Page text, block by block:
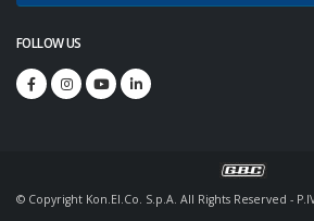
FOLLOW US
© Copyright Kon.El.Co. S.p.A. All Rights Reserved -